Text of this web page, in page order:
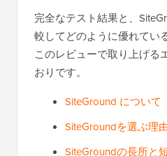
完全なテスト結果と、
較してどのように優れてい
このレビューで取り上げる
おりです。
SiteGround について
SiteGroundを選ぶ理
SiteGroundの長所と